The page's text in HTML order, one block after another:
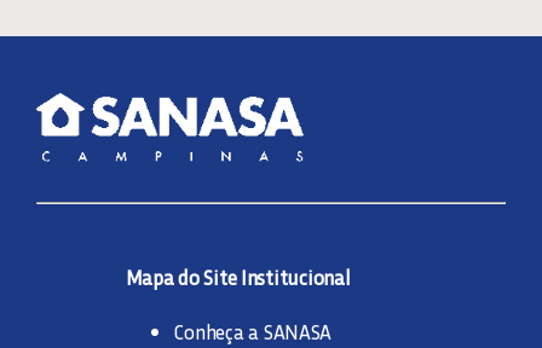
Mapa do Site Institucional
Conheça a SANASA